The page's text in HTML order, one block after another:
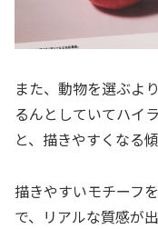
また、動物を選ぶよ
るんとしていてハイ
と、描きやすくなる
描きやすいモチーフ
で、リアルな質感が